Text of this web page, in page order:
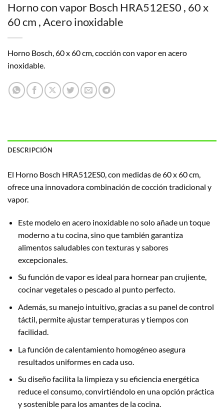
Horno con vapor Bosch HRA512ES0 , 60 x
60 cm , Acero inoxidable
Horno Bosch, 60 x 60 cm, cocción con vapor en acero
inoxidable.
DESCRIPCIÓN
El Horno Bosch HRA512ES0, con medidas de 60 x 60 cm,
ofrece una innovadora combinación de cocción tradicional y
vapor.
Este modelo en acero inoxidable no solo añade un toque
moderno a tu cocina, sino que también garantiza
alimentos saludables con texturas y sabores
excepcionales.
Su función de vapor es ideal para hornear pan crujiente,
cocinar vegetales o pescado al punto perfecto.
Además, su manejo intuitivo, gracias a su panel de control
táctil, permite ajustar temperaturas y tiempos con
facilidad.
La función de calentamiento homogéneo asegura
resultados uniformes en cada uso.
Su diseño facilita la limpieza y su eficiencia energética
reduce el consumo, convirtiéndolo en una opción práctica
y sostenible para los amantes de la cocina.